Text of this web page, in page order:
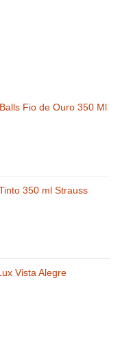
Fio de Ouro 350 Ml
350 ml Strauss
Vista Alegre